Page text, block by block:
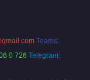
Teams:
0 726 Telegram: